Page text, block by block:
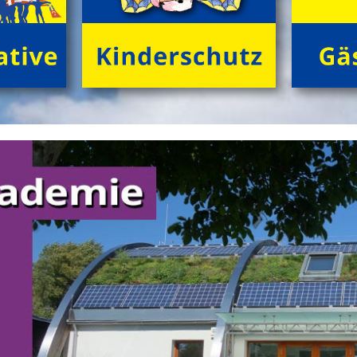
Gemeinschaft von Freund*innen beim Zelten im
grĂźnen Ambiente! Gemeinsam NaturhĂźtten gestalten,
'KletterInsel', â€Ś abends im Kreis dem Knistern des
>'GrĂźne Insel Camp'
'English Adventure Camp'
Enjoy English in exciting camp-life!
Beim tollen Ferienabenteuer 'English Adventure Camp'
plaudern die Kids (10 bis 14 Jahre) im Camp von frĂźh
bis spĂ¤t spielerisch locker 'in English'. Wir 'chatten'
ohne Angst und Computer real drauf los, â€Ś tagsĂźber
bei spannenden Naturabenteuern, beim gemeinsamen
FloĂŸbau und Gestalten von 'nature huts' ebenso wie
abends 'at the campfire'.
>'English Adventure Camp'